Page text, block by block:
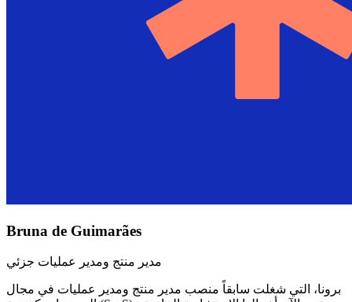
Bruna de Guimarães
مدير منتج ومدير عمليات جزئي
برونا، التي شغلت سابقاً منصب مدير منتج ومدير عمليات في مجال